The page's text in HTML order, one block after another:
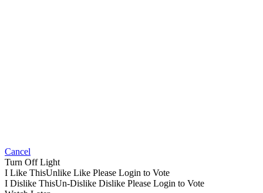
Cancel
Turn Off Light
I Like ThisUnlike Like Please Login to Vote
I Dislike ThisUn-Dislike Dislike Please Login to Vote